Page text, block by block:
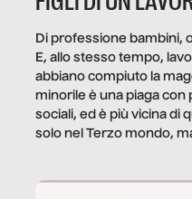
Di professione bambini,
E, allo stesso tempo,
abbiano compiuto la
minorile è una piaga con
sociali, ed è più vicina di
solo nel Terzo mondo,